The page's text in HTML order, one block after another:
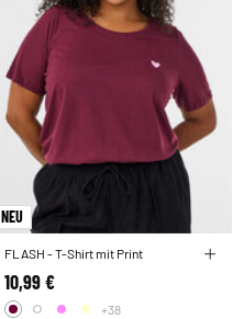
NEU
FLASH - T-Shirt mit Print
10,99 €
+38